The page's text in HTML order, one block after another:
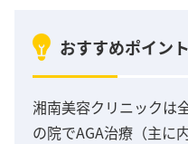
おすすめポイン
湘南美容クリニックは
の院でAGA治療（主に